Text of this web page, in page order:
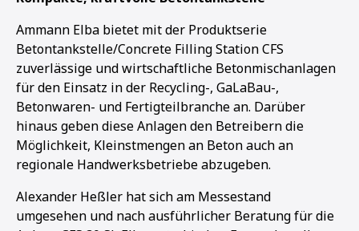
Ammann Elba bietet mit der Produktserie
Betontankstelle/Concrete Filling Station CFS
zuverlässige und wirtschaftliche Betonmischanlagen
für den Einsatz in der Recycling-, GaLaBau-,
Betonwaren- und Fertigteilbranche an. Darüber
hinaus geben diese Anlagen den Betreibern die
Möglichkeit, Kleinstmengen an Beton auch an
regionale Handwerksbetriebe abzugeben.
Alexander Heßler hat sich am Messestand
umgesehen und nach ausführlicher Beratung für die